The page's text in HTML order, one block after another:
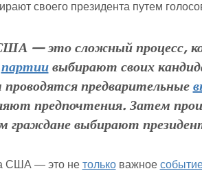
своего президента путем
— это сложный процесс,
партиивыбирают своих
предварительные
предпочтения. Затем
граждане выбирают
США — это не тольковажное